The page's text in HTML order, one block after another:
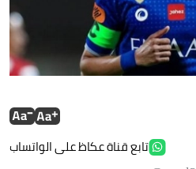
تابع قناة عكاظ على الواتساب